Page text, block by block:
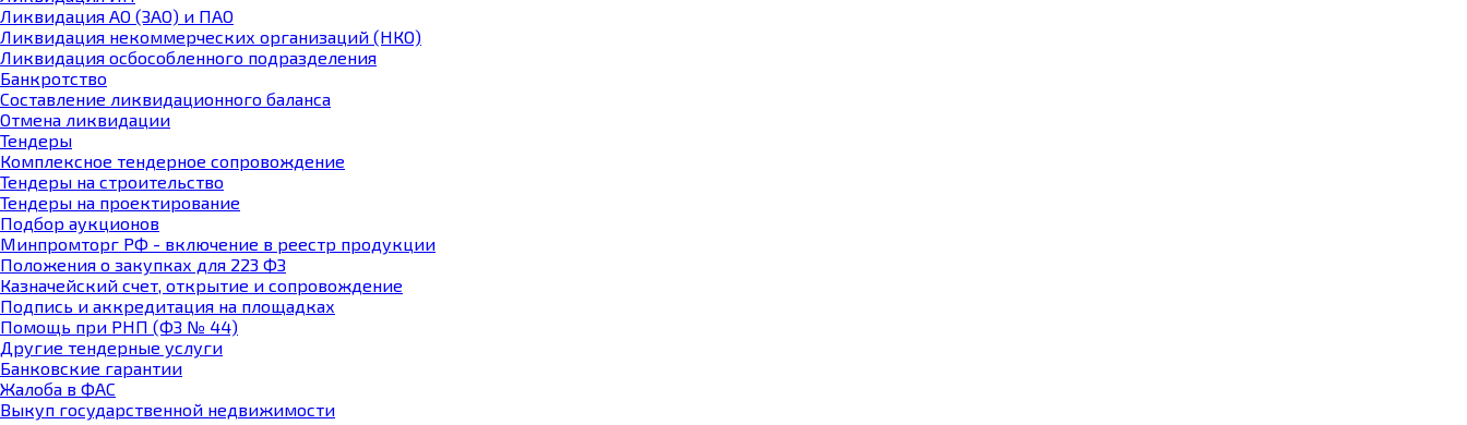
Ликвидация АО (ЗАО) и ПАО
Ликвидация некоммерческих организаций (НКО)
Ликвидация осбособленного подразделения
Банкротство
Составление ликвидационного баланса
Отмена ликвидации
Тендеры
Комплексное тендерное сопровождение
Тендеры на строительство
Тендеры на проектирование
Подбор аукционов
Минпромторг РФ - включение в реестр продукции
Положения о закупках для 223 ФЗ
Казначейский счет, открытие и сопровождение
Подпись и аккредитация на площадках
Помощь при РНП (ФЗ № 44)
Другие тендерные услуги
Банковские гарантии
Жалоба в ФАС
Выкуп государственной недвижимости